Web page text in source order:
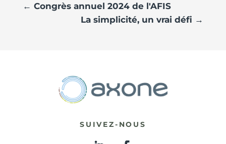
← Congrès annuel 2024 de l'AFIS
La simplicité, un vrai défi →
SUIVEZ-NOUS